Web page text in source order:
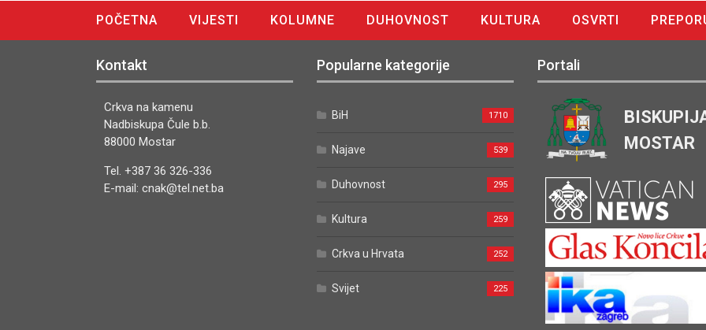
POČETNA VIJESTI KOLUMNE DUHOVNOST KULTURA OSVRTI
Kontakt
Crkva na kamenu
Nadbiskupa Čule b.b.
88000 Mostar
Tel. +387 36 326-336
E-mail: cnak@tel.net.ba
Popularne kategorije
BiH 1710
Najave 539
Duhovnost 295
Kultura 259
Crkva u Hrvata 252
Svijet 225
Portali
MOSTAR